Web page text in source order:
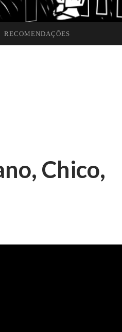
RECOMENDAÇÕES
Chico,